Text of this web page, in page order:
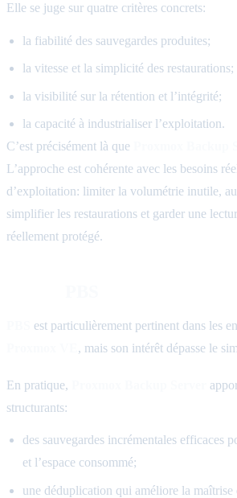
Elle se juge sur quatre critères concrets:
la fiabilité des sauvegardes produites;
la vitesse et la simplicité des restaurations;
la visibilité sur la rétention et l’intégrité;
la capacité à industrialiser l’exploitation.
C’est précisément là que
L’approche est cohérente avec les besoins
d’exploitation: limiter la volumétrie inutile,
simplifier les restaurations et garder une
réellement protégé.
est particulièrement pertinent dans les
, mais son intérêt dépasse le
En pratique,
structurants:
des sauvegardes incrémentales efficaces
et l’espace consommé;
une déduplication qui améliore la